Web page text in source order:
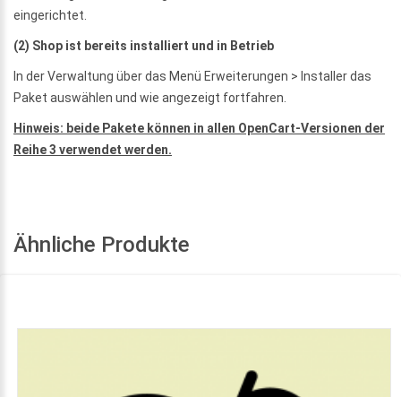
eingerichtet.
(2) Shop ist bereits installiert und in Betrieb
In der Verwaltung über das Menü Erweiterungen > Installer das
Paket auswählen und wie angezeigt fortfahren.
Hinweis: beide Pakete können in allen OpenCart-Versionen der
Reihe 3 verwendet werden.
Ähnliche Produkte